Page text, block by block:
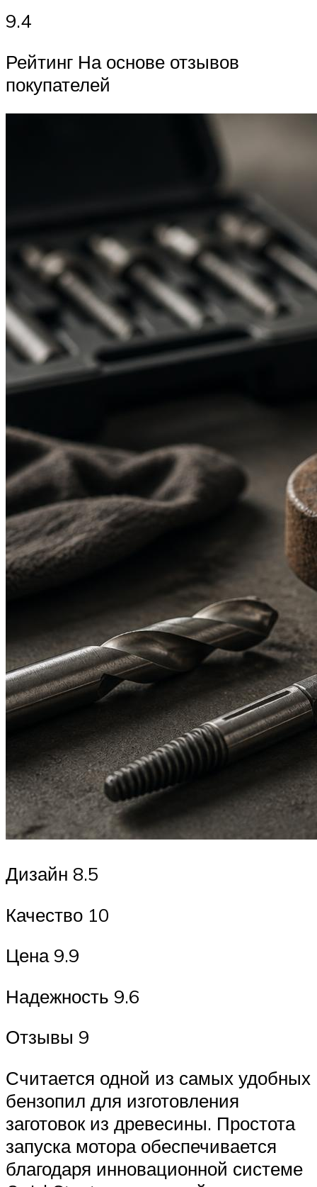
9.4
Рейтинг На основе отзывов
покупателей
Дизайн 8.5
Качество 10
Цена 9.9
Надежность 9.6
Отзывы 9
Считается одной из самых удобных
бензопил для изготовления
заготовок из древесины. Простота
запуска мотора обеспечивается
благодаря инновационной системе